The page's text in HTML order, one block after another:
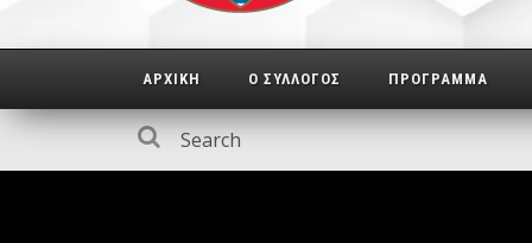
ΑΡΧΙΚΗ Ο ΣΥΛΛΟΓΟΣ ΠΡΟΓΡΑΜΜΑ